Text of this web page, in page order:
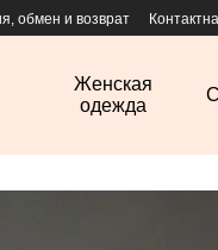
обмен и возврат
Женская
одежда